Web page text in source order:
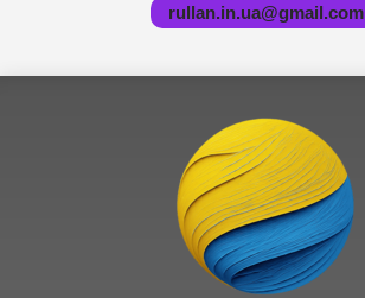
rullan.in.ua@gmail.com